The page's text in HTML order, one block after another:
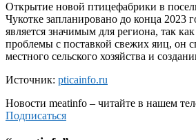
Открытие новой птицефабрики в
Чукотке запланировано до конца 2023
является значимым для региона, так
проблемы с поставкой свежих яиц, он
местного сельского хозяйства и
Источник: pticainfo.ru
Новости meatinfo – читайте в нашем
Подписаться